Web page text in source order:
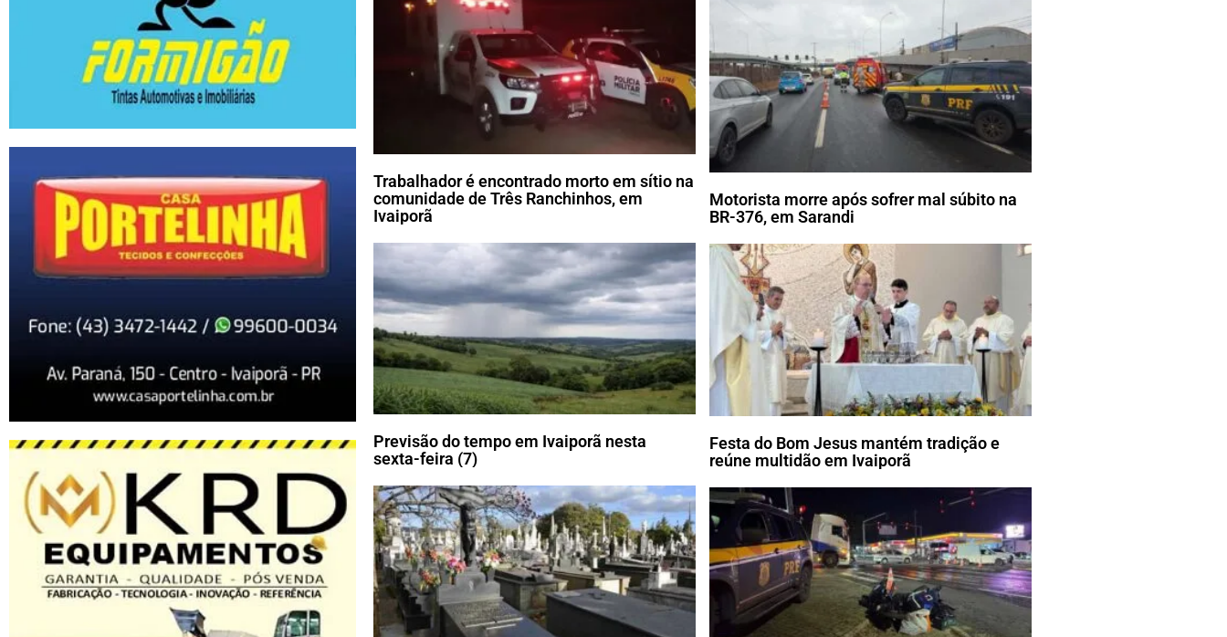
Trabalhador é encontrado morto em sítio na
comunidade de Três Ranchinhos, em
Ivaiporã
Motorista morre após sofrer mal súbito na
BR-376, em Sarandi
Previsão do tempo em Ivaiporã nesta
sexta-feira (7)
Festa do Bom Jesus mantém tradição e
reúne multidão em Ivaiporã